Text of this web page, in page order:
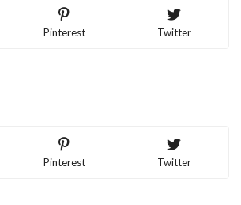
Pinterest Twitter
Pinterest Twitter